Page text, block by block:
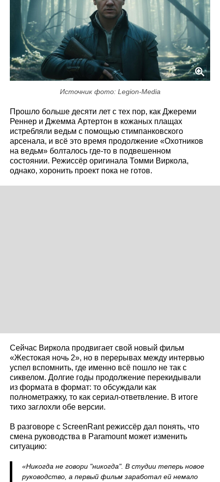
Источник фото: Legion-Media
Прошло больше десяти лет с тех пор, как Джереми
Реннер и Джемма Артертон в кожаных плащах
истребляли ведьм с помощью стимпанковского
арсенала, и всё это время продолжение «Охотников
на ведьм» болталось где-то в подвешенном
состоянии. Режиссёр оригинала Томми Виркола,
однако, хоронить проект пока не готов.
Сейчас Виркола продвигает свой новый фильм
«Жестокая ночь 2», но в перерывах между интервью
успел вспомнить, где именно всё пошло не так с
сиквелом. Долгие годы продолжение перекидывали
из формата в формат: то обсуждали как
полнометражку, то как сериал-ответвление. В итоге
тихо заглохли обе версии.
В разговоре с ScreenRant режиссёр дал понять, что
смена руководства в Paramount может изменить
ситуацию:
«Никогда не говори "никогда". В студии теперь новое
руководство, а первый фильм заработал ей немало